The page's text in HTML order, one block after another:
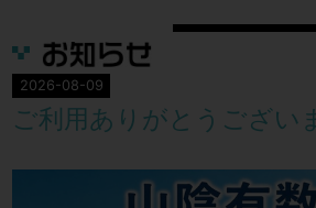
2026-08-09
ご利用ありがとうござい